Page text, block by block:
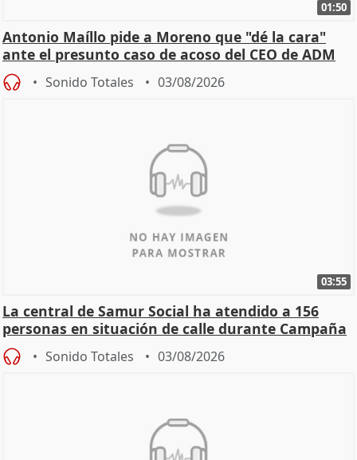
01:50
Antonio Maíllo pide a Moreno que "dé la cara"
ante el presunto caso de acoso del CEO de ADM
Sonido Totales 03/08/2026
03:55
La central de Samur Social ha atendido a 156
personas en situación de calle durante Campaña
de Calor
Sonido Totales 03/08/2026